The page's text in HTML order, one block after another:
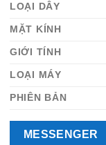
LOẠI DÂY
MẶT KÍNH
GIỚI TÍNH
LOẠI MÁY
PHIÊN BẢN
MESSENGER